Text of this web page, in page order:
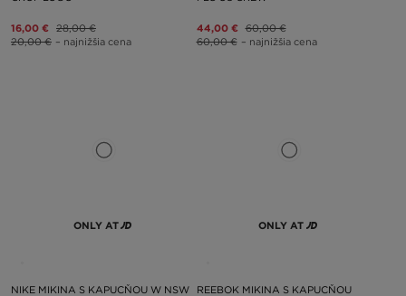
16,00 € 28,00 €
20,00 € – najnižšia cena
44,00 € 60,00 €
60,00 € – najnižšia cena
ONLY AT
NIKE MIKINA S KAPUCŇOU W NSW
ONLY AT
REEBOK MIKINA S KAPUCŇOU